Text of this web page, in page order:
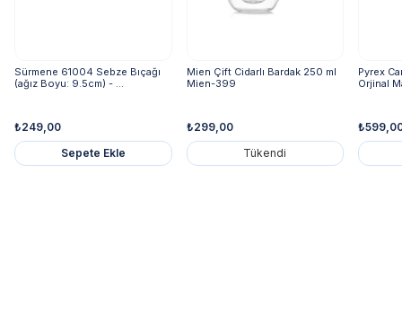
Sürmene 61004 Sebze Bıçağı
(ağız Boyu: 9.5cm) - ...
₺249,00
Sepete Ekle
Mien Çift Cidarlı Bardak 250 ml
Mien-399
₺299,00
Tükendi
Pyrex
Orjinal